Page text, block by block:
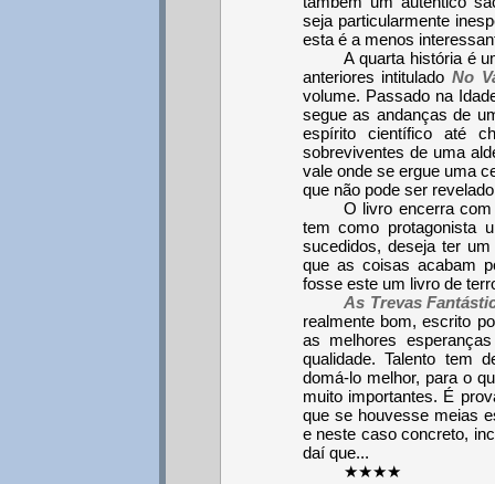
seja particularmente
esta é a menos
A quarta história é
anteriores intituladoNo
volume. Passado na
segue as andanças de
espírito científico até
sobreviventes de uma
vale onde se ergue uma
que não pode ser
O livro encerra
tem como protagonista
sucedidos, deseja ter
que as coisas acabam
fosse este um livro de
As Trevas
realmente bom, escrito
as melhores
qualidade. Talento tem
domá-lo melhor, para o
muito importantes. É
que se houvesse meias
e neste caso concreto,
daí que...
★★★★